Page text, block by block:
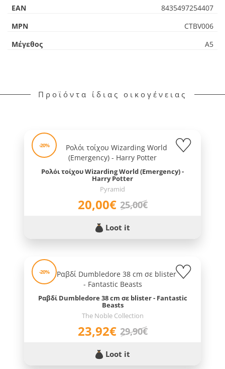
EAN
8435497254407
MPN
CTBV006
Μέγεθος
A5
Προϊόντα ίδιας οικογένειας
-20%
Ρολόι τοίχου Wizarding World (Emergency) -
Harry Potter
Pyramid
20,00€ 25,00€
Loot it
-20%
Ραβδί Dumbledore 38 cm σε blister - Fantastic
Beasts
The Noble Collection
23,92€ 29,90€
Loot it